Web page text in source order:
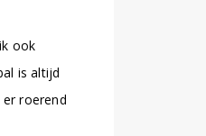
ook
is altijd
roerend